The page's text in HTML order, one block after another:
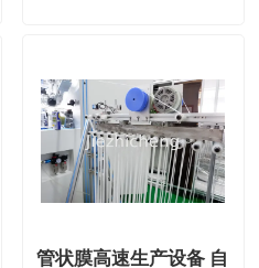
管状膜高速生产设备 自